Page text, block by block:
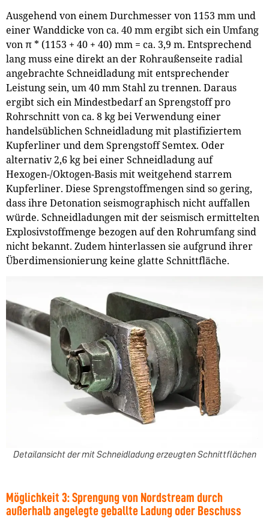
Ausgehend von einem Durchmesser von 1153 mm und
einer Wanddicke von ca. 40 mm ergibt sich ein Umfang
von π * (1153 + 40 + 40) mm = ca. 3,9 m. Entsprechend
lang muss eine direkt an der Rohraußenseite radial
angebrachte Schneidladung mit entsprechender
Leistung sein, um 40 mm Stahl zu trennen. Daraus
ergibt sich ein Mindestbedarf an Sprengstoff pro
Rohrschnitt von ca. 8 kg bei Verwendung einer
handelsüblichen Schneidladung mit plastifiziertem
Kupferliner und dem Sprengstoff Semtex. Oder
alternativ 2,6 kg bei einer Schneidladung auf
Hexogen-/Oktogen-Basis mit weitgehend starrem
Kupferliner. Diese Sprengstoffmengen sind so gering,
dass ihre Detonation seismographisch nicht auffallen
würde. Schneidladungen mit der seismisch ermittelten
Explosivstoffmenge bezogen auf den Rohrumfang sind
nicht bekannt. Zudem hinterlassen sie aufgrund ihrer
Überdimensionierung keine glatte Schnittfläche.
Detailansicht der mit Schneidladung erzeugten Schnittflächen
Möglichkeit 3: Sprengung von Nordstream durch
außerhalb angelegte geballte Ladung oder Beschuss